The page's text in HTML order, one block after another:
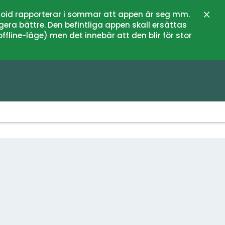
rapporterar i sommar att appen är seg mm.
bättre. Den befintliga appen skall ersättas
läge) men det innebär att den blir för stor